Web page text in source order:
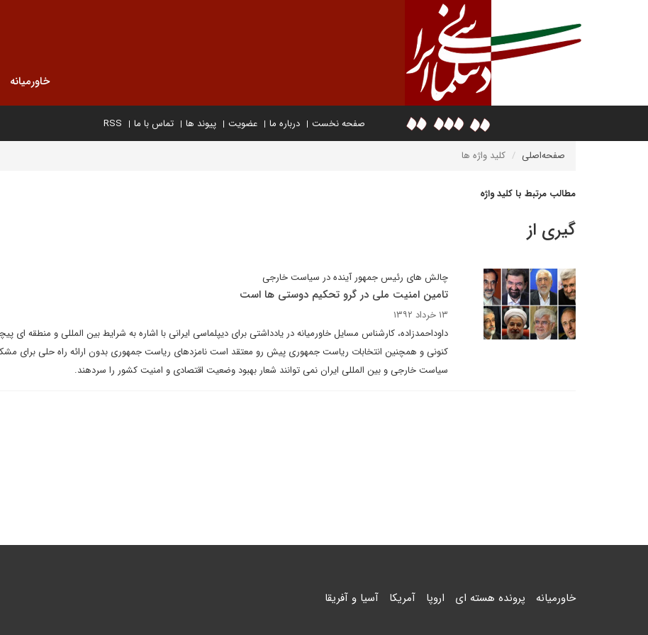
خاورمیانه
صفحه نخست درباره ما عضویت پیوند ها تماس با ما RSS
صفحه‌اصلی کلید واژه ها
مطالب مرتبط با کلید واژه
گیری از
چالش های رئیس جمهور آینده در سیاست خارجی
تامین امنیت ملی در گرو تحکیم دوستی ها است
۱۳ خرداد ۱۳۹۲
داوداحمدزاده، کارشناس مسایل خاورمیانه در یادداشتی برای دیپلماسی ایرانی با اشاره به شرایط بین المللی و منطقه ای
کنونی و همچنین انتخابات ریاست جمهوری پیش رو معتقد است نامزدهای ریاست جمهوری بدون ارائه راه حلی برای
سیاست خارجی و بین المللی ایران نمی توانند شعار بهبود وضعیت اقتصادی و امنیت کشور را سردهند.
خاورمیانه پرونده هسته ای اروپا آمریکا آسیا و آفریقا